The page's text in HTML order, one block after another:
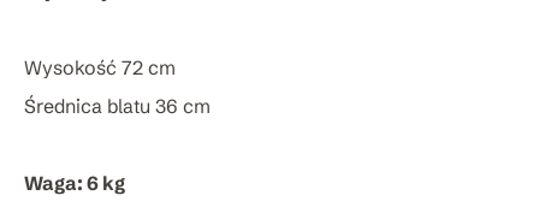
Wysokość 72 cm
Średnica blatu 36 cm
Waga: 6 kg